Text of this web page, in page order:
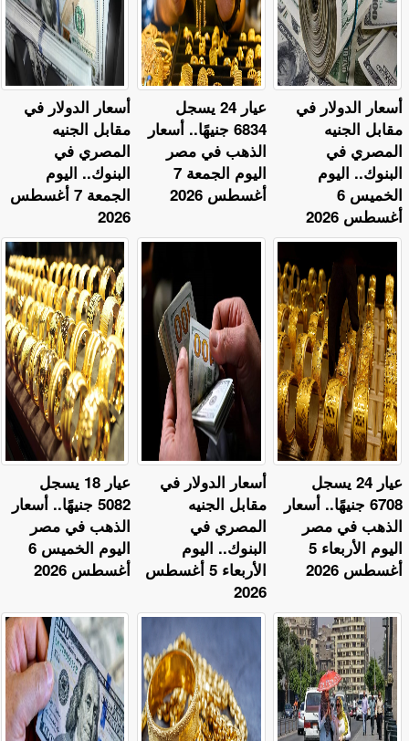
أسعار الدولار في
مقابل الجنيه
المصري في
البنوك.. اليوم
الجمعة 7 أغسطس
2026
عيار 24 يسجل
6834 جنيهًا.. أسعار
الذهب في مصر
اليوم الجمعة 7
أغسطس 2026
أسعار الدولار في
مقابل الجنيه
المصري في
البنوك.. اليوم
الخميس 6
أغسطس 2026
عيار 18 يسجل
5082 جنيهًا.. أسعار
الذهب في مصر
اليوم الخميس 6
أغسطس 2026
أسعار الدولار في
مقابل الجنيه
المصري في
البنوك.. اليوم
الأربعاء 5 أغسطس
2026
عيار 24 يسجل
6708 جنيهًا.. أسعار
الذهب في مصر
اليوم الأربعاء 5
أغسطس 2026